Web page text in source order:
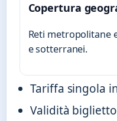
Copertura
Reti metropolitane
e sotterranei.
Tariffa singola
Validità